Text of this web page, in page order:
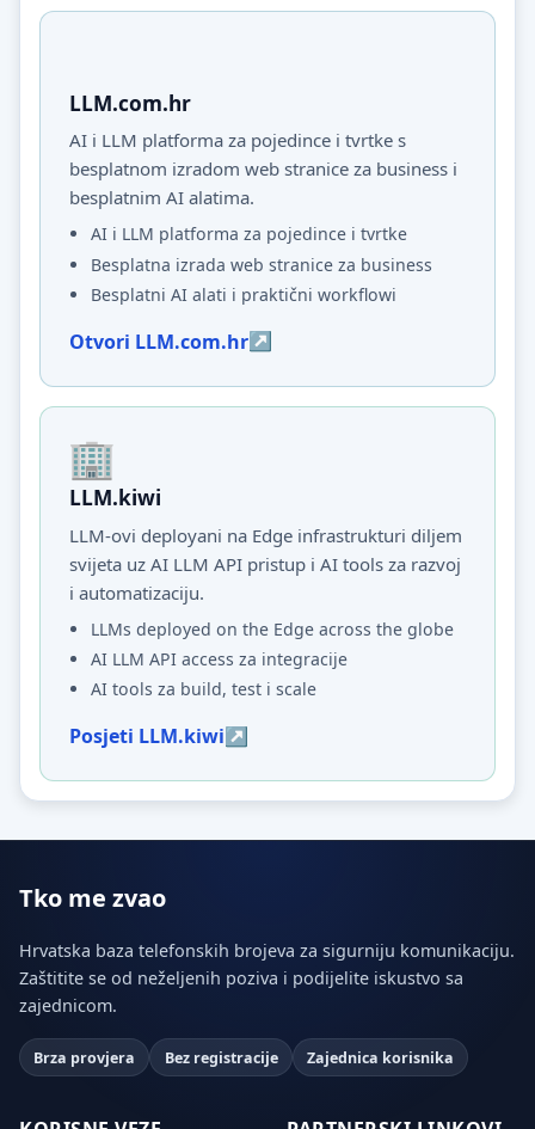
LLM.com.hr
AI i LLM platforma za pojedince i tvrtke s
besplatnom izradom web stranice za business i
besplatnim AI alatima.
AI i LLM platforma za pojedince i tvrtke
Besplatna izrada web stranice za business
Besplatni AI alati i praktični workflowi
Otvori LLM.com.hr
LLM.kiwi
LLM-ovi deployani na Edge infrastrukturi diljem
svijeta uz AI LLM API pristup i AI tools za razvoj
i automatizaciju.
LLMs deployed on the Edge across the globe
AI LLM API access za integracije
AI tools za build, test i scale
Posjeti LLM.kiwi
Tko me zvao
Hrvatska baza telefonskih brojeva za sigurniju komunikaciju.
Zaštitite se od neželjenih poziva i podijelite iskustvo sa
zajednicom.
Brza provjera Bez registracije Zajednica korisnika